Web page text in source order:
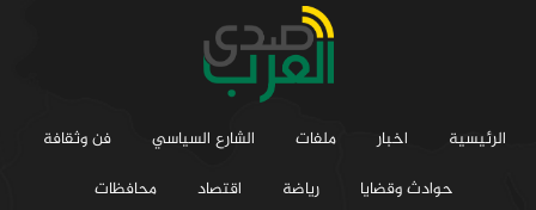
الرئيسية اخبار ملفات الشارع السياسي
فن وثقافة
حوادث وقضايا
رياضة اقتصاد محافظات